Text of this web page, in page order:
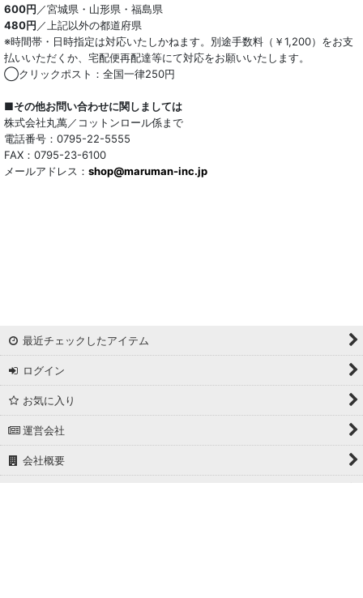
キュプラ/レーヨン混
シルク混
ウール混
トリアセテート混
サッカー/クレープ
マドラスチェック
ドビー
撥水加工
起毛生地
600円 ／宮城県・山形県・福島県
480円 ／上記以外の都道府県
※時間帯・日時指定は対応いたしかねます。別途手数料（￥1,200）をお支
払いいただくか、宅配便再配達等にて対応をお願いいたします。
◯クリックポスト：全国一律250円
■その他お問い合わせに関しましては
株式会社丸萬／コットンロール係まで
電話番号：0795-22-5555
FAX：0795-23-6100
メールアドレス： shop@maruman-inc.jp
最近チェックしたアイテム
ログイン
お気に入り
運営会社
会社概要